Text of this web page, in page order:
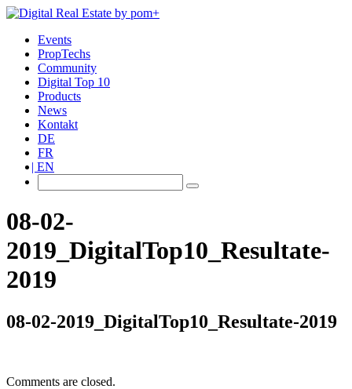
Events
PropTechs
Community
Digital Top 10
Products
News
Kontakt
DE
FR
EN
08-02-
2019_DigitalTop10_Resultate-
2019
08-02-2019_DigitalTop10_Resultate-2019
Comments are closed.